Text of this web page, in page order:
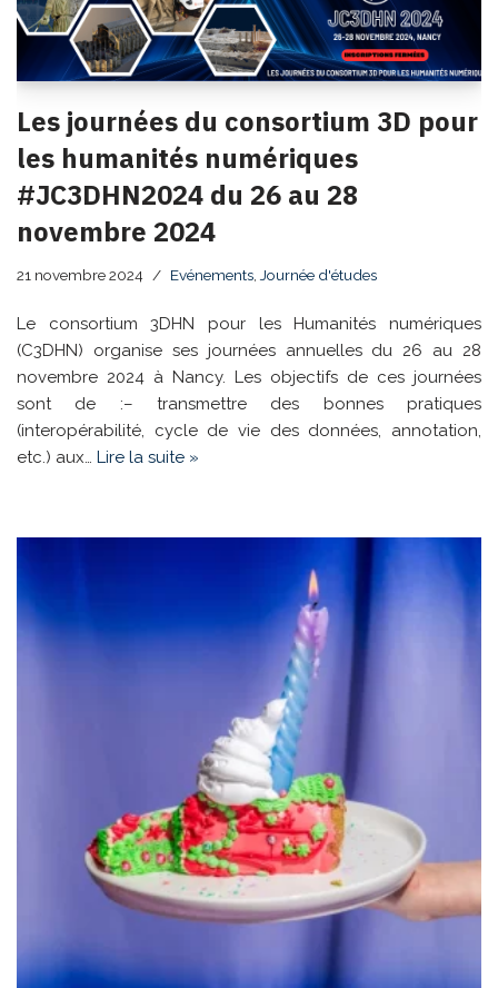
Les journées du consortium 3D pour
les humanités numériques
#JC3DHN2024 du 26 au 28
novembre 2024
21 novembre 2024 Evénements Journée d'études
Le consortium 3DHN pour les Humanités numériques
(C3DHN) organise ses journées annuelles du 26 au 28
novembre 2024 à Nancy. Les objectifs de ces journées
sont de :– transmettre des bonnes pratiques
(interopérabilité, cycle de vie des données, annotation,
etc.) aux… Lire la suite »